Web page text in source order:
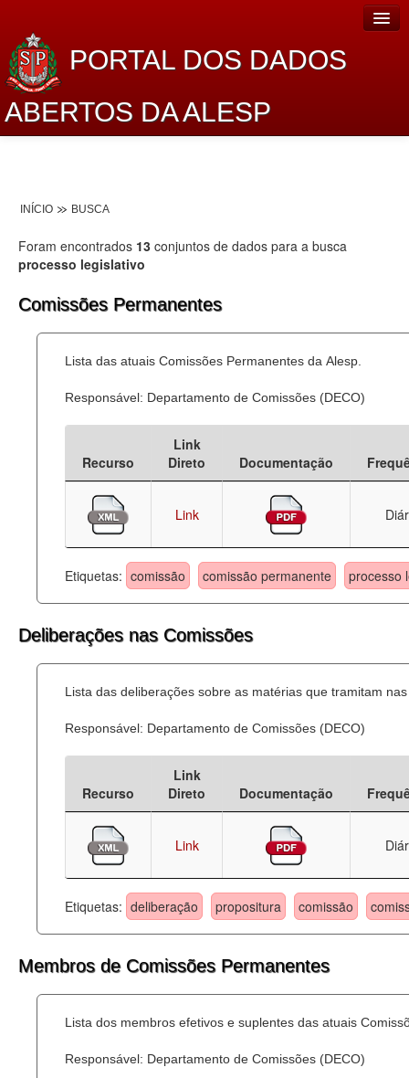
PORTAL DOS DADOS
ABERTOS DA ALESP
Lei de Acesso à Informação
Dados Governamentais Abertos
Planejamento
Catálogo de dados
Processo Legislativo
Administração
Legislação
Agenda
Perguntas frequentes
INÍCIO BUSCA
Foram encontrados 13 conjuntos de dados para a busca
processo legislativo
Comissões Permanentes
Lista das atuais Comissões Permanentes da Alesp.
Responsável: Departamento de Comissões (DECO)
Recurso
Link
Direto
Documentação
Link
Etiquetas: comissão comissão permanente processo
Deliberações nas Comissões
Lista das deliberações sobre as matérias que tramitam
Responsável: Departamento de Comissões (DECO)
Recurso
Link
Direto
Documentação
Link
Etiquetas: deliberação propositura comissão
Membros de Comissões Permanentes
Lista dos membros efetivos e suplentes das atuais
Responsável: Departamento de Comissões (DECO)